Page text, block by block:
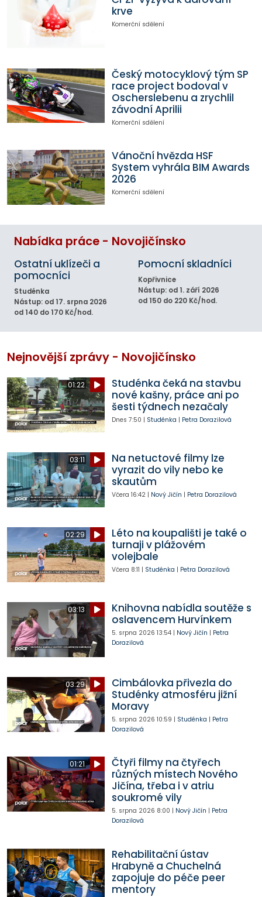
krve
Komerční sdělení
Český motocyklový tým SP
race project bodoval v
Oscherslebenu a zrychlil
závodní Aprilii
Komerční sdělení
Vánoční hvězda HSF
System vyhrála BIM Awards
2026
Komerční sdělení
Nabídka práce - Novojičínsko
Ostatní uklízeči a
pomocníci
Studénka
Nástup: od 17. srpna 2026
od 140 do 170 Kč/hod.
Pomocní skladníci
Kopřivnice
Nástup: od 1. září 2026
od 150 do 220 Kč/hod.
Nejnovější zprávy - Novojičínsko
01:22
Studénka čeká na stavbu
nové kašny, práce ani po
šesti týdnech nezačaly
Dnes 7:50 | Studénka | Petra Dorazilová
03:11
Na netuctové filmy lze
vyrazit do vily nebo ke
skautům
Včera 16:42| Nový Jičín | Petra Dorazilová
02:29
Léto na koupališti je také o
turnaji v plážovém
volejbale
Včera 8:11 | Studénka | Petra Dorazilová
03:13
Knihovna nabídla soutěže s
oslavencem Hurvínkem
5. srpna 2026 13:54| Nový Jičín | Petra
Dorazilová
03:29
Cimbálovka přivezla do
Studénky atmosféru jižní
Moravy
5. srpna 2026 10:59 | Studénka | Petra
Dorazilová
01:21
Čtyři filmy na čtyřech
různých místech Nového
Jičína, třeba i v atriu
soukromé vily
5. srpna 2026 8:00 | Nový Jičín | Petra
Dorazilová
Rehabilitační ústav
Hrabyně a Chuchelná
zapojuje do péče peer
mentory